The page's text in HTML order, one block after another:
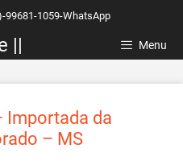
99681-1059-WhatsApp
|| Menu
Importada da
– MS